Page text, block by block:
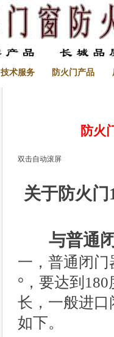
技术服务 防火门产品
防火
双击自动滚屏
关于防火门
与普通
一， 普通闭门
°，要达到 180
长，一般进
如下。